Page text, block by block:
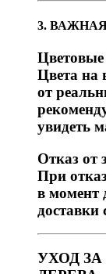
3.
Цвета на
от
увидеть
Отказ от
При
в момент
доставки
УХОД